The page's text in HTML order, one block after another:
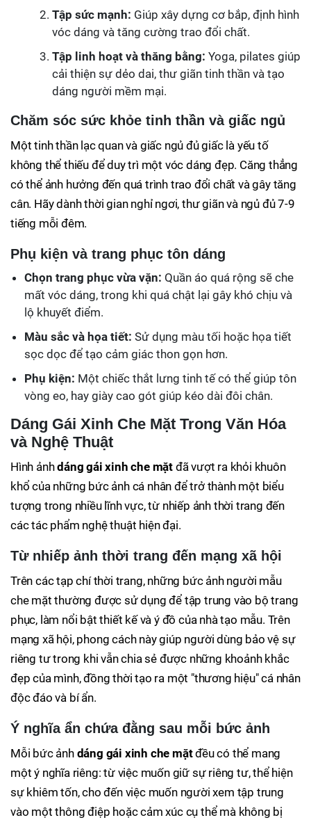
Tập sức mạnh: Giúp xây dựng cơ bắp, định hình
vóc dáng và tăng cường trao đổi chất.
Tập linh hoạt và thăng bằng: Yoga, pilates giúp
cải thiện sự dẻo dai, thư giãn tinh thần và tạo
dáng người mềm mại.
Chăm sóc sức khỏe tinh thần và giấc ngủ
Một tinh thần lạc quan và giấc ngủ đủ giấc là yếu tố
không thể thiếu để duy trì một vóc dáng đẹp. Căng thẳng
có thể ảnh hưởng đến quá trình trao đổi chất và gây tăng
cân. Hãy dành thời gian nghỉ ngơi, thư giãn và ngủ đủ 7-9
tiếng mỗi đêm.
Phụ kiện và trang phục tôn dáng
Chọn trang phục vừa vặn: Quần áo quá rộng sẽ che
mất vóc dáng, trong khi quá chật lại gây khó chịu và
lộ khuyết điểm.
Màu sắc và họa tiết: Sử dụng màu tối hoặc họa tiết
sọc dọc để tạo cảm giác thon gọn hơn.
Phụ kiện: Một chiếc thắt lưng tinh tế có thể giúp tôn
vòng eo, hay giày cao gót giúp kéo dài đôi chân.
Dáng Gái Xinh Che Mặt Trong Văn Hóa
và Nghệ Thuật
Hình ảnhdáng gái xinh che mặt đã vượt ra khỏi khuôn
khổ của những bức ảnh cá nhân để trở thành một biểu
tượng trong nhiều lĩnh vực, từ nhiếp ảnh thời trang đến
các tác phẩm nghệ thuật hiện đại.
Từ nhiếp ảnh thời trang đến mạng xã hội
Trên các tạp chí thời trang, những bức ảnh người mẫu
che mặt thường được sử dụng để tập trung vào bộ trang
phục, làm nổi bật thiết kế và ý đồ của nhà tạo mẫu. Trên
mạng xã hội, phong cách này giúp người dùng bảo vệ sự
riêng tư trong khi vẫn chia sẻ được những khoảnh khắc
đẹp của mình, đồng thời tạo ra một "thương hiệu" cá nhân
độc đáo và bí ẩn.
Ý nghĩa ẩn chứa đằng sau mỗi bức ảnh
Mỗi bức ảnh dáng gái xinh che mặtđều có thể mang
một ý nghĩa riêng: từ việc muốn giữ sự riêng tư, thể hiện
sự khiêm tốn, cho đến việc muốn người xem tập trung
vào một thông điệp hoặc cảm xúc cụ thể mà không bị